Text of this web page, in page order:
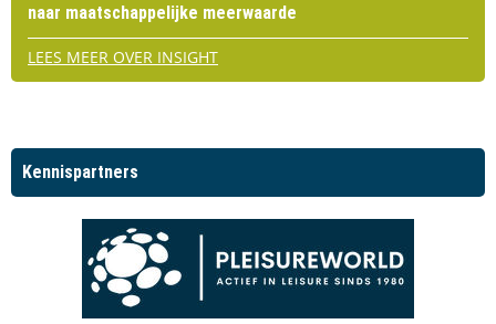
naar maatschappelijke meerwaarde
LEES MEER OVER INSIGHT
Kennispartners